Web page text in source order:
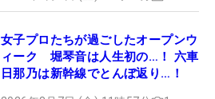
女子プロたちが過ごしたオープンウ
ィーク 堀琴音は人生初の…！ 六車
日那乃は新幹線でとんぼ返り…！